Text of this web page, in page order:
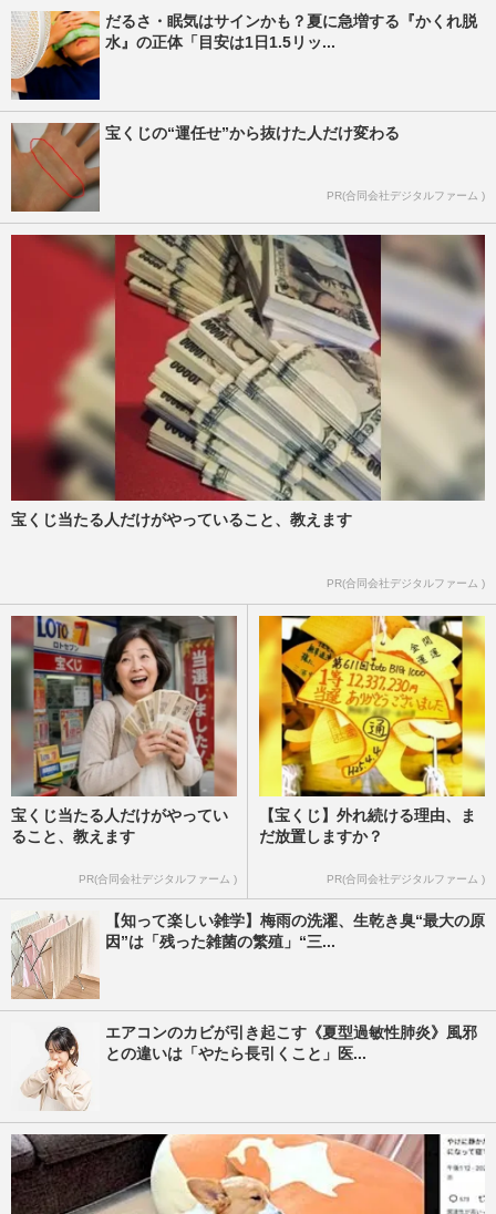
だるさ・眠気はサインかも？夏に急増する『かくれ脱
水』の正体「目安は1日1.5リッ...
宝くじの“運任せ”から抜けた人だけ変わる
PR(合同会社デジタルファーム )
宝くじ当たる人だけがやっていること、教えます
PR(合同会社デジタルファーム )
宝くじ当たる人だけがやってい
ること、教えます
PR(合同会社デジタルファーム )
【宝くじ】外れ続ける理由、ま
だ放置しますか？
PR(合同会社デジタルファーム )
【知って楽しい雑学】梅雨の洗濯、生乾き臭“最大の原
因”は「残った雑菌の繁殖」“三...
エアコンのカビが引き起こす《夏型過敏性肺炎》風邪
との違いは「やたら長引くこと」医...